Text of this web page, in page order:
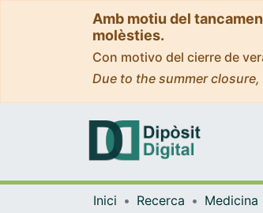
Amb motiu del
molèsties.
Con motivo del cierre de
Due to the summer
Inici Recerca Medicina